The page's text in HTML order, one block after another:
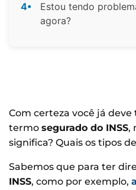
4•
Estou tendo
agora?
Com certeza você já
termo segurado do INSS,
significa? Quais os tipos
Sabemos que para ter
INSS, como por exemplo,